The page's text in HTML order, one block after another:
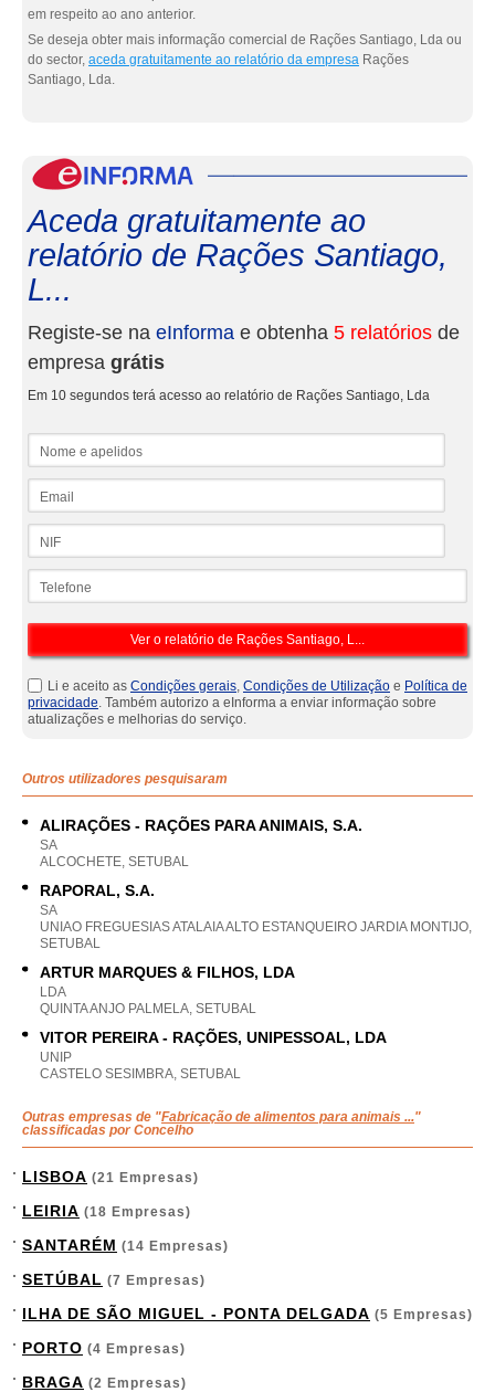
em respeito ao ano anterior.
Se deseja obter mais informação comercial de Rações Santiago, Lda ou
do sector, aceda gratuitamente ao relatório da empresa Rações
Santiago, Lda.
Aceda gratuitamente ao
relatório de Rações Santiago,
L...
Registe-se na eInforma e obtenha 5 relatórios de
empresa grátis
Em 10 segundos terá acesso ao relatório de Rações Santiago, Lda
Li e aceito as Condições gerais, Condições de Utilização e Política de
privacidade. Também autorizo a eInforma a enviar informação sobre
atualizações e melhorias do serviço.
Outros utilizadores pesquisaram
ALIRAÇÕES - RAÇÕES PARA ANIMAIS, S.A.
SA
ALCOCHETE, SETUBAL
RAPORAL, S.A.
SA
UNIAO FREGUESIAS ATALAIA ALTO ESTANQUEIRO JARDIA MONTIJO,
SETUBAL
ARTUR MARQUES & FILHOS, LDA
LDA
QUINTA ANJO PALMELA, SETUBAL
VITOR PEREIRA - RAÇÕES, UNIPESSOAL, LDA
UNIP
CASTELO SESIMBRA, SETUBAL
Outras empresas de "Fabricação de alimentos para animais ..."
classificadas por Concelho
LISBOA (21 Empresas)
LEIRIA (18 Empresas)
SANTARÉM (14 Empresas)
SETÚBAL (7 Empresas)
ILHA DE SÃO MIGUEL - PONTA DELGADA (5 Empresas)
PORTO (4 Empresas)
BRAGA (2 Empresas)